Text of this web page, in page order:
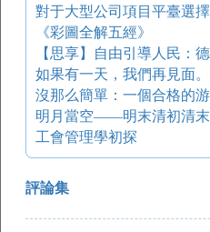
對于大型公司項目平臺選
《彩圖全解五經》
如果有一天，我們再見面。
明月當空——明末清初清
工會管理學初探
評論集